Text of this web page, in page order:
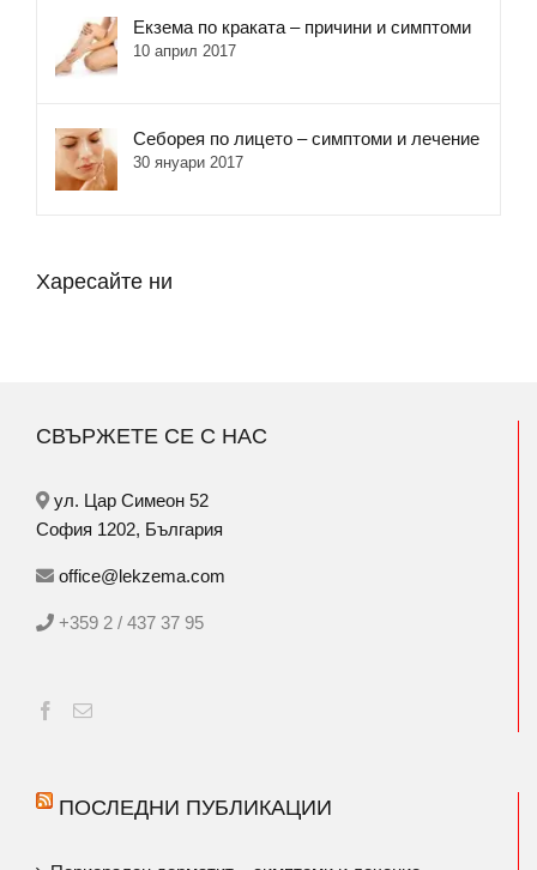
Екзема по краката – причини и симптоми
10 април 2017
Себорея по лицето – симптоми и лечение
30 януари 2017
Харесайте ни
СВЪРЖЕТЕ СЕ С НАС
ул. Цар Симеон 52
София 1202, България
office@lekzema.com
+359 2 / 437 37 95
ПОСЛЕДНИ ПУБЛИКАЦИИ